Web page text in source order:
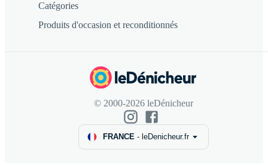
Catégories
Produits d'occasion et reconditionnés
© 2000-2026 leDénicheur
FRANCE - leDenicheur.fr